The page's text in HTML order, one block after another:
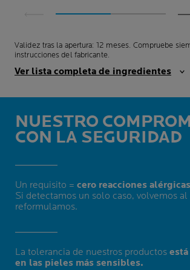
Validez tras la apertura: 12 meses. Compruebe
instrucciones del fabricante.
Ver lista completa de ingredientes
NUESTRO
CON LA SEGURIDAD
Un requisito = cero reacciones alérgicas
Si detectamos un solo caso, volvemos
reformulamos.
La tolerancia de nuestros productos
en las pieles más sensibles.